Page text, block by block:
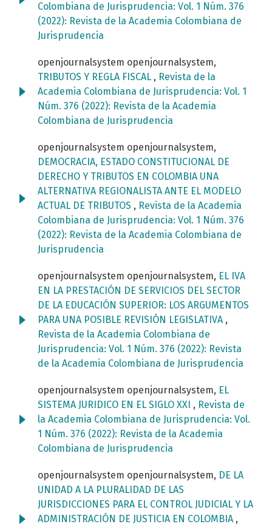
Colombiana de Jurisprudencia: Vol. 1 Núm. 376
(2022): Revista de la Academia Colombiana de
Jurisprudencia
openjournalsystem openjournalsystem,
TRIBUTOS Y REGLA FISCAL , Revista de la
Academia Colombiana de Jurisprudencia: Vol. 1
Núm. 376 (2022): Revista de la Academia
Colombiana de Jurisprudencia
openjournalsystem openjournalsystem,
DEMOCRACIA, ESTADO CONSTITUCIONAL DE
DERECHO Y TRIBUTOS EN COLOMBIA UNA
ALTERNATIVA REGIONALISTA ANTE EL MODELO
ACTUAL DE TRIBUTOS , Revista de la Academia
Colombiana de Jurisprudencia: Vol. 1 Núm. 376
(2022): Revista de la Academia Colombiana de
Jurisprudencia
openjournalsystem openjournalsystem, EL IVA
EN LA PRESTACIÓN DE SERVICIOS DEL SECTOR
DE LA EDUCACIÓN SUPERIOR: LOS ARGUMENTOS
PARA UNA POSIBLE REVISIÓN LEGISLATIVA ,
Revista de la Academia Colombiana de
Jurisprudencia: Vol. 1 Núm. 376 (2022): Revista
de la Academia Colombiana de Jurisprudencia
openjournalsystem openjournalsystem, EL
SISTEMA JURIDICO EN EL SIGLO XXI , Revista de
la Academia Colombiana de Jurisprudencia: Vol.
1 Núm. 376 (2022): Revista de la Academia
Colombiana de Jurisprudencia
openjournalsystem openjournalsystem, DE LA
UNIDAD A LA PLURALIDAD DE LAS
JURISDICCIONES PARA EL CONTROL JUDICIAL Y LA
ADMINISTRACIÓN DE JUSTICIA EN COLOMBIA ,